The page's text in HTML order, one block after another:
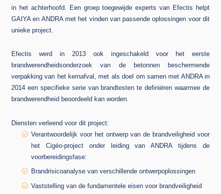
in het achterhoofd. Een groep toegewijde experts van Efectis helpt
GAIYA en ANDRA met het vinden van passende oplossingen voor dit
unieke project.
Efectis werd in 2013 ook ingeschakeld voor het eerste
brandwerendheidsonderzoek van de betonnen beschermende
verpakking van het kernafval, met als doel om samen met ANDRA in
2014 een specifieke serie van brandtesten te definiëren waarmee de
brandwerendheid beoordeeld kan worden.
Diensten verleend voor dit project:
Verantwoordelijk voor het ontwerp van de brandveiligheid voor
het Cigéo-project onder leiding van ANDRA tijdens de
voorbereidingsfase:
Brandrisicoanalyse van verschillende ontwerpoplossingen
Vaststelling van de fundamentele eisen voor brandveiligheid